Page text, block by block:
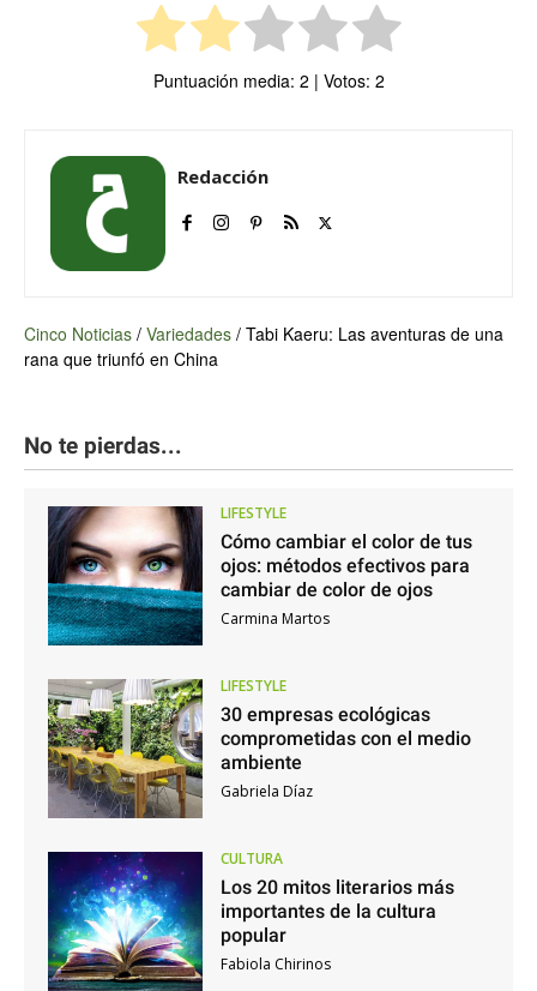
Puntuación media: 2 | Votos: 2
Redacción
Cinco Noticias / Variedades / Tabi Kaeru: Las aventuras de una
rana que triunfó en China
No te pierdas...
LIFESTYLE
Cómo cambiar el color de tus
ojos: métodos efectivos para
cambiar de color de ojos
Carmina Martos
LIFESTYLE
30 empresas ecológicas
comprometidas con el medio
ambiente
Gabriela Díaz
CULTURA
Los 20 mitos literarios más
importantes de la cultura
popular
Fabiola Chirinos